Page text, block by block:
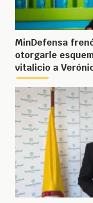
MinDefensa
otorgarle
vitalicio a